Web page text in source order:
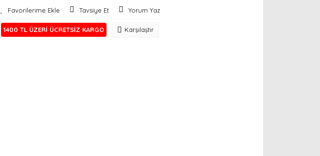
Tavsiye Et Yorum Yaz
1400 TL ÜZERİ ÜCRETSİZ KARGO Karşılaştır